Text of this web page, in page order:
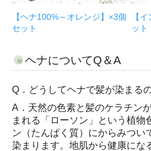
【ヘナ100%～オレンジ】×3個
セット
【
ット
ヘナについてQ＆A
Q．どうしてヘナで髪が染まる
A．天然の色素と髪のケラチン
まれる「ローソン」という植物
ン（たんぱく質）にからみつい
染まります。地肌から健康にな